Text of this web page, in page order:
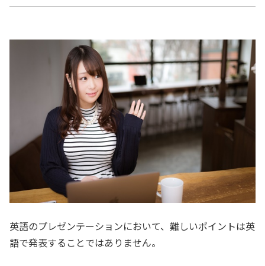
英語のプレゼンテーションにおいて、難しいポイントは英
語で発表することではありません。